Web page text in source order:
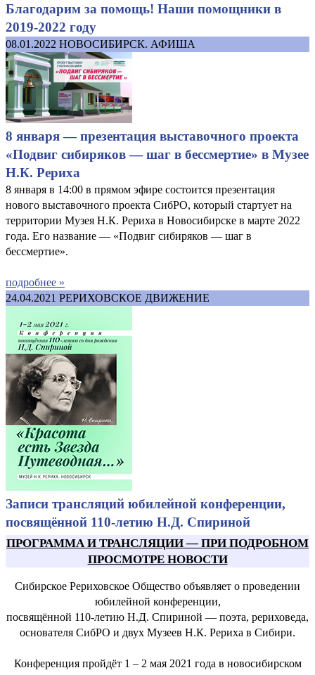
Благодарим за помощь! Наши помощники в
2019-2022 году
08.01.2022 НОВОСИБИРСК. АФИША
8 января — презентация выставочного проекта
«Подвиг сибиряков — шаг в бессмертие» в Музее
Н.К. Рериха
8 января в 14:00 в прямом эфире состоится презентация
нового выставочного проекта СибРО, который стартует на
территории Музея Н.К. Рериха в Новосибирске в марте 2022
года. Его название — «Подвиг сибиряков — шаг в
бессмертие».
подробнее »
24.04.2021 РЕРИХОВСКОЕ ДВИЖЕНИЕ
Записи трансляций юбилейной конференции,
посвящённой 110-летию Н.Д. Спириной
ПРОГРАММА И ТРАНСЛЯЦИИ—ПРИ ПОДРОБНОМ
ПРОСМОТРЕ НОВОСТИ
Сибирское Рериховское Общество объявляет о проведении
юбилейной конференции,
посвящённой 110-летию Н.Д. Спириной — поэта, рериховеда,
основателя СибРО и двух Музеев Н.К. Рериха в Сибири.
Конференция пройдёт 1 – 2 мая 2021 года в новосибирском